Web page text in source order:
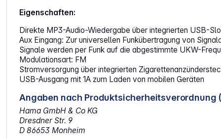
Eigenschaften:
Direkte MP3-Audio-Wiedergabe über integrierten USB-
Aux Eingang: Zur universellen Funkübertragung von
Signale werden per Funk auf die abgestimmte UKW-
Modulationsart: FM
Stromversorgung über integrierten
USB-Ausgang mit 1A zum Laden von mobilen Geräten
Angaben nach Produktsicherheitsverordnung
Hama GmbH & Co KG
Dresdner Str. 9
D 86653 Monheim